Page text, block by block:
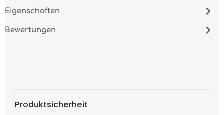
Eigenschaften
Bewertungen
Produktsicherheit